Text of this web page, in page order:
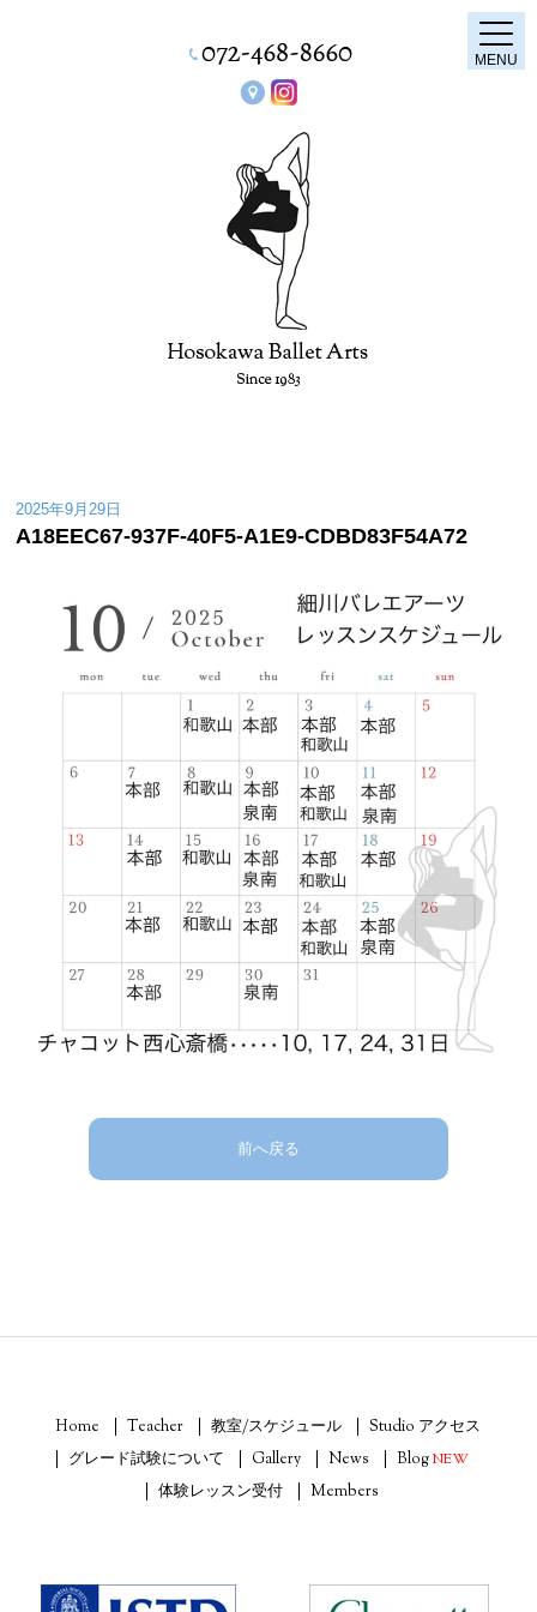
MENU
2025年9月29日
A18EEC67-937F-40F5-A1E9-CDBD83F54A72
前へ戻る
Home Teacher 教室/スケジュール
Studio アクセス
グレード試験について
Gallery News BlogNEW
体験レッスン受付
Members